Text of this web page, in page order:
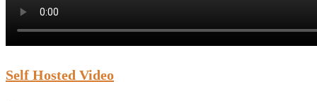
Self Hosted Video